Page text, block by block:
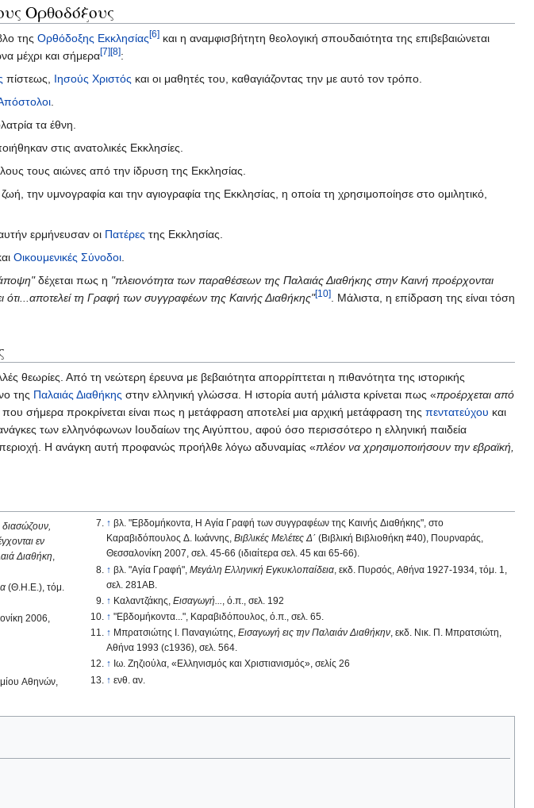
Ορθοδόξους
της Ορθόδοξης Εκκλησίας[6] και η αναμφισβήτητη θεολογική σπουδαιότητα της επιβεβαιώνεται
μέχρι και σήμερα[7][8]:
πίστεως, Ιησούς Χριστός και οι μαθητές του, καθαγιάζοντας την με αυτό τον τρόπο.
.
τα έθνη.
στις ανατολικές Εκκλησίες.
τους αιώνες από την ίδρυση της Εκκλησίας.
την υμνογραφία και την αγιογραφία της Εκκλησίας, η οποία τη χρησιμοποίησε στο ομιλητικό,
ερμήνευσαν οι Πατέρες της Εκκλησίας.
Οικουμενικές Σύνοδοι.
άποψη"δέχεται πως η "πλειονότητα των παραθέσεων της Παλαιάς Διαθήκης στην Καινή προέρχονται
ότι...αποτελεί τη Γραφή των συγγραφέων της Καινής Διαθήκης"[10]
. Μάλιστα, η επίδραση της είναι τόση
θεωρίες. Από τη νεώτερη έρευνα με βεβαιότητα απορρίπτεται η πιθανότητα της ιστορικής
της Παλαιάς Διαθήκης στην ελληνική γλώσσα. Η ιστορία αυτή μάλιστα κρίνεται πως «προέρχεται από
σήμερα προκρίνεται είναι πως η μετάφραση αποτελεί μια αρχική μετάφραση της πεντατεύχου και
ανάγκες των ελληνόφωνων Ιουδαίων της Αιγύπτου, αφού όσο περισσότερο η ελληνική παιδεία
Η ανάγκη αυτή προφανώς προήλθε λόγω αδυναμίας «πλέον να χρησιμοποιήσουν την εβραϊκή,
διασώζουν,
εν
Διαθήκη,
(Θ.Η.Ε.), τόμ.
2006,
Αθηνών,
↑ βλ. "Εβδομήκοντα, Η Αγία Γραφή των συγγραφέων της Καινής Διαθήκης", στο
Καραβιδόπουλος Δ. Ιωάννης, Βιβλικές Μελέτες Δ΄(Βιβλική Βιβλιοθήκη #40), Πουρναράς,
Θεσσαλονίκη 2007, σελ. 45-66 (ιδιαίτερα σελ. 45 και 65-66).
↑ βλ. "Αγία Γραφή", Μεγάλη Ελληνική Εγκυκλοπαίδεια, εκδ. Πυρσός, Αθήνα 1927-1934, τόμ. 1,
σελ. 281AB.
↑ Καλαντζάκης, Εισαγωγή..., ό.π., σελ. 192
↑ "Εβδομήκοντα...", Καραβιδόπουλος, ό.π., σελ. 65.
↑ Μπρατσιώτης Ι. Παναγιώτης, Εισαγωγή εις την Παλαιάν Διαθήκην, εκδ. Νικ. Π. Μπρατσιώτη,
Αθήνα 1993 (c1936), σελ. 564.
↑ Ιω. Ζηζιούλα, «Ελληνισμός και Χριστιανισμός», σελίς 26
↑ ενθ. αν.